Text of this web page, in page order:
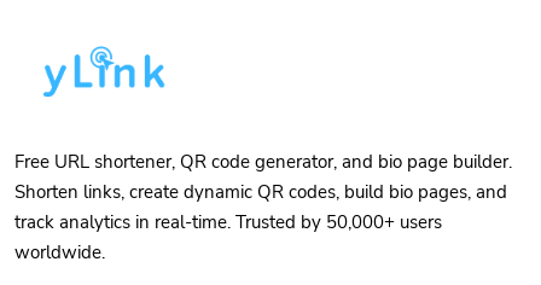
Free URL shortener, QR code generator, and bio page builder.
Shorten links, create dynamic QR codes, build bio pages, and
track analytics in real-time. Trusted by 50,000+ users
worldwide.